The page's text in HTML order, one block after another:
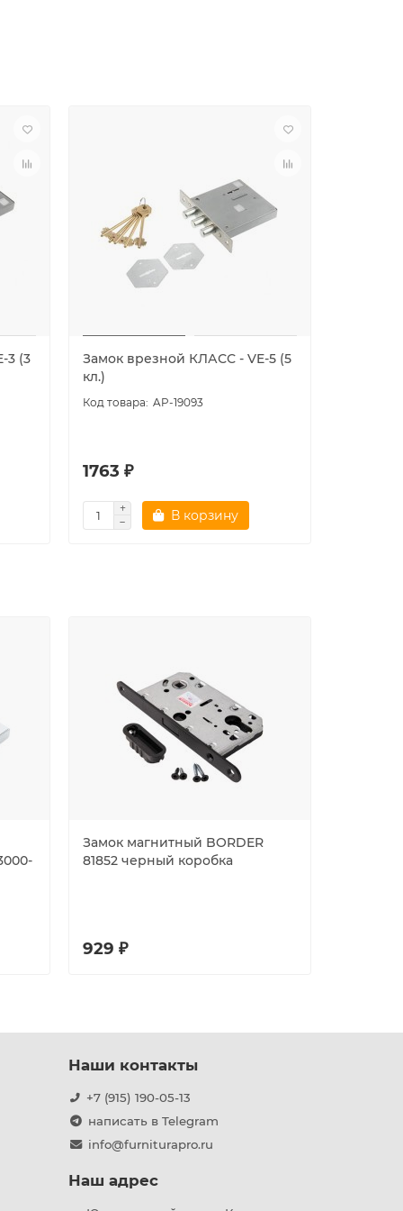
3 (3
Замок врезной КЛАСС - VE-5 (5
кл.)
AP-19093
1763 ₽
В корзину
Замок магнитный BORDER
81852 черный коробка
929 ₽
Наши контакты
+7 (915) 190-05-13
написать в Telegram
info@furniturapro.ru
Наш адрес